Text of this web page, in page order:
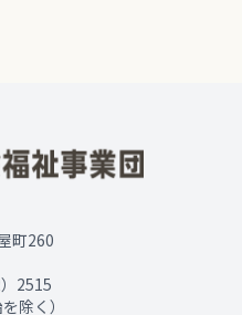
町260
2515
除く）